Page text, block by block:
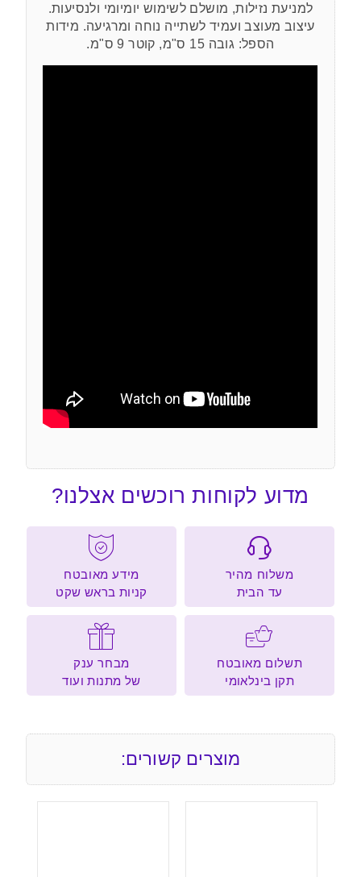
למניעת נזילות, מושלם לשימוש יומיומי ולנסיעות.
עיצוב מעוצב ועמיד לשתייה נוחה ומרגיעה. מידות
הספל: גובה 15 ס"מ, קוטר 9 ס"מ.
מדוע לקוחות רוכשים אצלנו?
משלוח מהיר
עד הבית
מידע מאובטח
קניות בראש שקט
תשלום מאובטח
תקן בינלאומי
מבחר ענק
של מתנות ועוד
מוצרים קשורים: